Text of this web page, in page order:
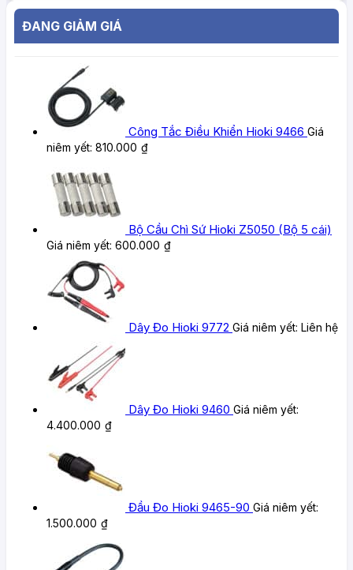
ĐANG GIẢM GIÁ
Công Tắc Điều Khiển Hioki 9466 Giá
niêm yết: 810.000 ₫
Bộ Cầu Chì Sứ Hioki Z5050 (Bộ 5 cái)
Giá niêm yết: 600.000 ₫
Dây Đo Hioki 9772 Giá niêm yết: Liên hệ
Dây Đo Hioki 9460 Giá niêm yết:
4.400.000 ₫
Đầu Đo Hioki 9465-90 Giá niêm yết:
1.500.000 ₫